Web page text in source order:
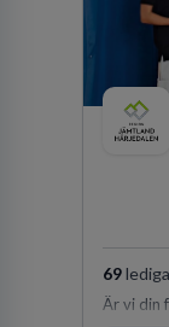
69
Är vi din